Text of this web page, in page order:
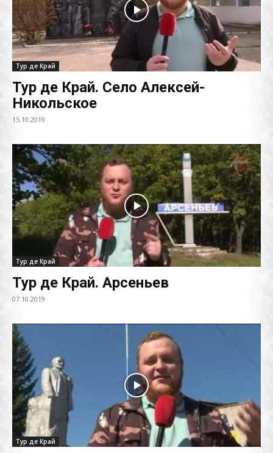
Тур де Край
Тур де Край. Село Алексей-
Никольское
15.10.2019
Тур де Край
Тур де Край. Арсеньев
07.10.2019
Тур де Край